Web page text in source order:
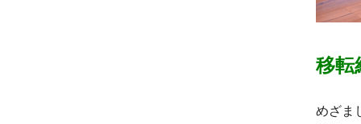
移転
めざま